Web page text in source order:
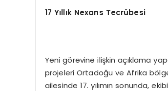
17 Yıllık Nexans Tecrübesi
Yeni görevine ilişkin açıklama
projeleri Ortadoğu ve Afrika
ailesinde 17. yılımın sonunda,